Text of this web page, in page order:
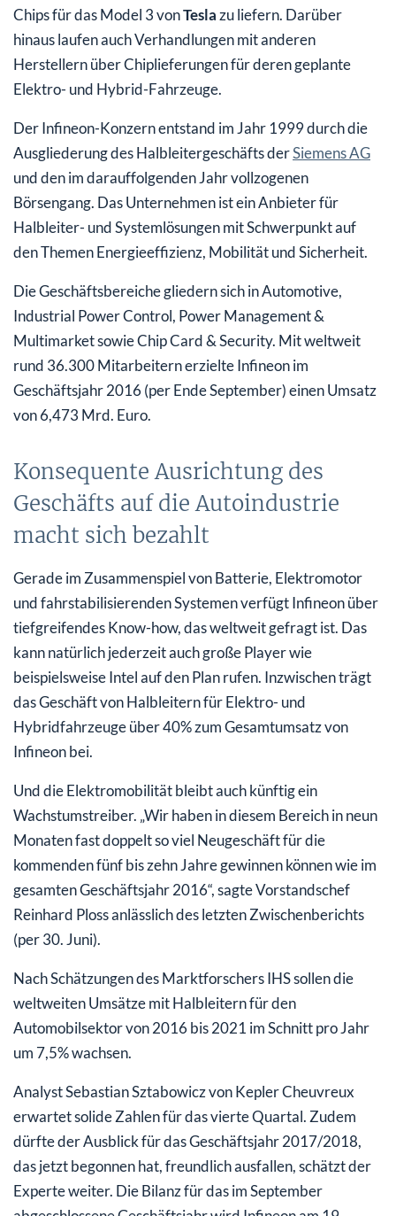
Chips für das Model 3 vonTeslazu liefern. Darüber
hinaus laufen auch Verhandlungen mit anderen
Herstellern über Chiplieferungen für deren geplante
Elektro- und Hybrid-Fahrzeuge.
Der Infineon-Konzern entstand im Jahr 1999 durch die
Ausgliederung des Halbleitergeschäfts derSiemens AG
und den im darauffolgenden Jahr vollzogenen
Börsengang. Das Unternehmen ist ein Anbieter für
Halbleiter- und Systemlösungen mit Schwerpunkt auf
den Themen Energieeffizienz, Mobilität und Sicherheit.
Die Geschäftsbereiche gliedern sich in Automotive,
Industrial Power Control, Power Management &
Multimarket sowie Chip Card & Security. Mit weltweit
rund 36.300 Mitarbeitern erzielte Infineon im
Geschäftsjahr 2016 (per Ende September) einen Umsatz
von 6,473 Mrd. Euro.
Konsequente Ausrichtung des
Geschäfts auf die Autoindustrie
macht sich bezahlt
Gerade im Zusammenspiel von Batterie, Elektromotor
und fahrstabilisierenden Systemen verfügt Infineon über
tiefgreifendes Know-how, das weltweit gefragt ist. Das
kann natürlich jederzeit auch große Player wie
beispielsweise Intel auf den Plan rufen. Inzwischen trägt
das Geschäft von Halbleitern für Elektro- und
Hybridfahrzeuge über 40% zum Gesamtumsatz von
Infineon bei.
Und die Elektromobilität bleibt auch künftig ein
Wachstumstreiber. „Wir haben in diesem Bereich in neun
Monaten fast doppelt so viel Neugeschäft für die
kommenden fünf bis zehn Jahre gewinnen können wie im
gesamten Geschäftsjahr 2016“, sagte Vorstandschef
Reinhard Ploss anlässlich des letzten Zwischenberichts
(per 30. Juni).
Nach Schätzungen des Marktforschers IHS sollen die
weltweiten Umsätze mit Halbleitern für den
Automobilsektor von 2016 bis 2021 im Schnitt pro Jahr
um 7,5% wachsen.
Analyst Sebastian Sztabowicz von Kepler Cheuvreux
erwartet solide Zahlen für das vierte Quartal. Zudem
dürfte der Ausblick für das Geschäftsjahr 2017/2018,
das jetzt begonnen hat, freundlich ausfallen, schätzt der
Experte weiter. Die Bilanz für das im September